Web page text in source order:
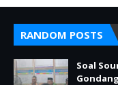
RANDOM POSTS
Soal